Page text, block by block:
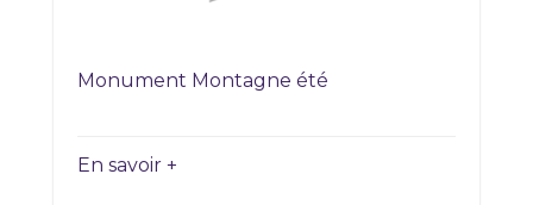
Monument Montagne été
En savoir +